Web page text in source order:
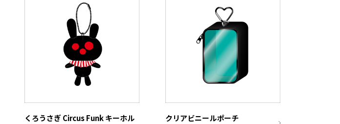
くろうさぎ Circus Funk キーホル
クリアビニールポーチ